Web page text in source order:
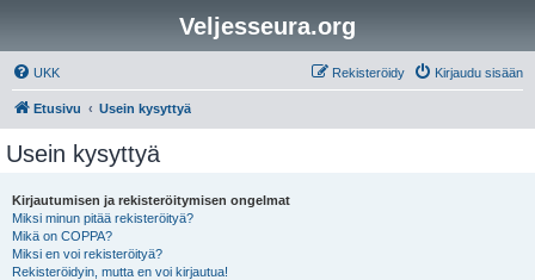
Veljesseura.org
UKK Kirjaudu sisään
Rekisteröidy
Etusivu Usein kysyttyä
Usein kysyttyä
Kirjautumisen ja rekisteröitymisen ongelmat
Miksi minun pitää rekisteröityä?
Mikä on COPPA?
Miksi en voi rekisteröityä?
Rekisteröidyin, mutta en voi kirjautua!